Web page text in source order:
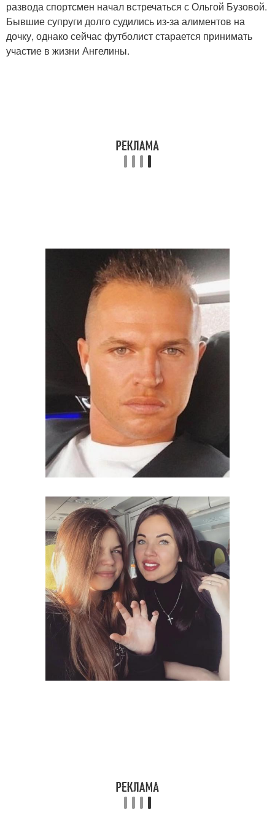
развода спортсмен начал встречаться с Ольгой Бузовой.
Бывшие супруги долго судились из-за алиментов на
дочку, однако сейчас футболист старается принимать
участие в жизни Ангелины.